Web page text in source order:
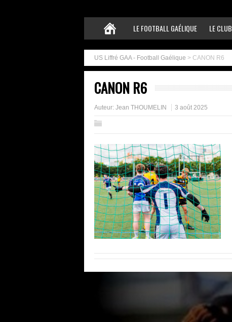
LE FOOTBALL GAÉLIQUE LE CLUB
US Liffré GAA - Football Gaélique > CANON R6
CANON R6
Auteur: Jean THOUMELIN 3 août 2025